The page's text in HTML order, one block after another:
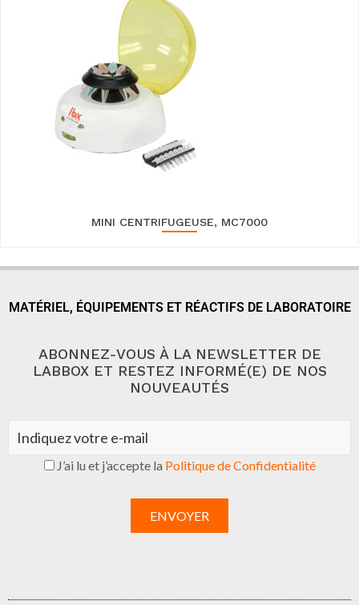
MINI CENTRIFUGEUSE, MC7000
MATÉRIEL, ÉQUIPEMENTS ET RÉACTIFS DE LABORATOIRE
ABONNEZ-VOUS À LA NEWSLETTER DE
LABBOX ET RESTEZ INFORMÉ(E) DE NOS
NOUVEAUTÉS
J’ai lu et j’accepte la Politique de Confidentialité